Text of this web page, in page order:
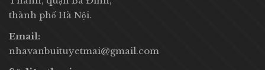
thành phố Hà Nội.
Email:
nhavanbuituyetmai@gmail.com